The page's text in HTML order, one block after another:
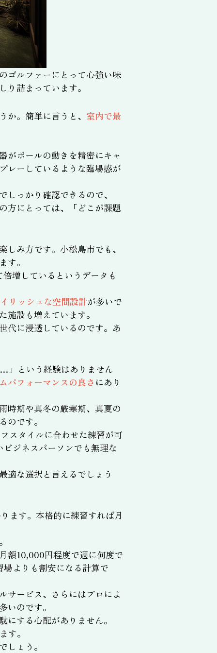
ゴルファーにとって心強い味
詰まっています。
。簡単に言うと、 室内で最
がボールの動きを精密にキャ
レーしているような臨場感が
っかり確認できるので、
方にとっては、「どこが課題
み方です。小松島市でも、
す。
増しているというデータも
リッシュな空間設計が多いで
設も増えています。
代に浸透しているのです。あ
」という経験はありません
パフォーマンスの良さ にあり
時期や真冬の厳寒期、真夏の
のです。
スタイルに合わせた練習が可
ジネスパーソンでも無理な
適な選択と言えるでしょう
ます。本格的に練習すれば月
額10,000円程度で週に何度で
よりも割安になる計算で
サービス、さらにはプロによ
のです。
する心配がありません。
す。
しょう。